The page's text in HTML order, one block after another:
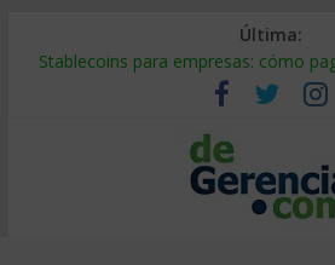
Última:
Stablecoins para empresas: cómo
Despido silencioso: qué es y por qué
IA en selección de personal: cómo
Trabajo forzoso en la cadena de
Mercado hispano de EE. UU.: cómo